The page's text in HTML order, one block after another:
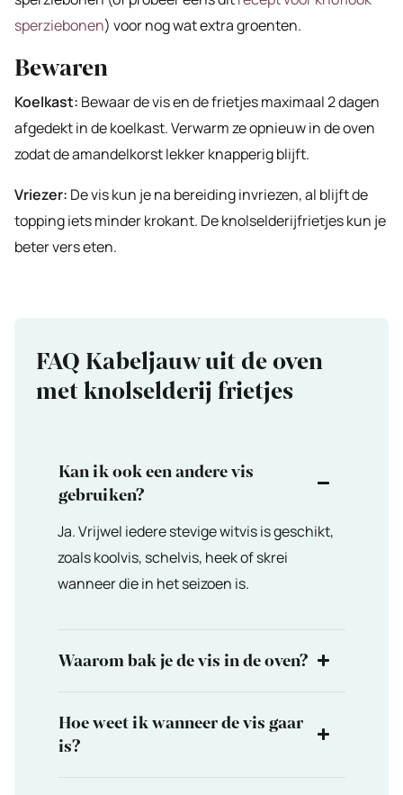
sperziebonen) voor nog wat extra groenten.
Bewaren
Koelkast: Bewaar de vis en de frietjes maximaal 2 dagen
afgedekt in de koelkast. Verwarm ze opnieuw in de oven
zodat de amandelkorst lekker knapperig blijft.
Vriezer: De vis kun je na bereiding invriezen, al blijft de
topping iets minder krokant. De knolselderijfrietjes kun je
beter vers eten.
FAQ Kabeljauw uit de oven
met knolselderij frietjes
Kan ik ook een andere vis
gebruiken?
Ja. Vrijwel iedere stevige witvis is geschikt,
zoals koolvis, schelvis, heek of skrei
wanneer die in het seizoen is.
Waarom bak je de vis in de oven?
Hoe weet ik wanneer de vis gaar
is?